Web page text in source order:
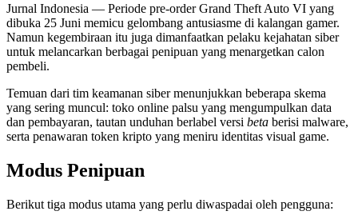
Jurnal Indonesia — Periode pre-order Grand Theft Auto VI yang
dibuka 25 Juni memicu gelombang antusiasme di kalangan gamer.
Namun kegembiraan itu juga dimanfaatkan pelaku kejahatan siber
untuk melancarkan berbagai penipuan yang menargetkan calon
pembeli.
Temuan dari tim keamanan siber menunjukkan beberapa skema
yang sering muncul: toko online palsu yang mengumpulkan data
dan pembayaran, tautan unduhan berlabel versi beta berisi malware,
serta penawaran token kripto yang meniru identitas visual game.
Modus Penipuan
Berikut tiga modus utama yang perlu diwaspadai oleh pengguna: